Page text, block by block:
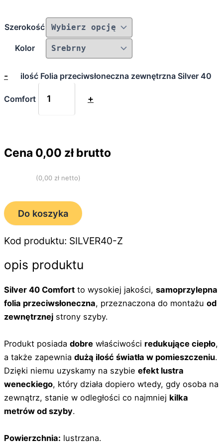
Szerokość
Kolor
- ilość Folia przeciwsłoneczna zewnętrzna Silver 40
Comfort +
Cena 0,00 zł brutto
(0,00 zł netto)
Do koszyka
Kod produktu: SILVER40-Z
opis produktu
Silver 40 Comfort to wysokiej jakości, samoprzylepna
folia przeciwsłoneczna, przeznaczona do montażu od
zewnętrznej strony szyby.
Produkt posiada dobre właściwości redukujące ciepło,
a także zapewnia dużą ilość światła w pomieszczeniu.
Dzięki niemu uzyskamy na szybie efekt lustra
weneckiego, który działa dopiero wtedy, gdy osoba na
zewnątrz, stanie w odległości co najmniej kilka
metrów od szyby.
Powierzchnia: lustrzana.